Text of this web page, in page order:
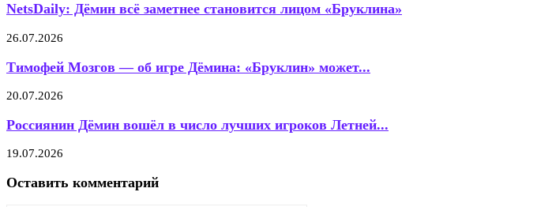
NetsDaily: Дёмин всё заметнее становится лицом «Бруклина»
26.07.2026
Тимофей Мозгов — об игре Дёмина: «Бруклин» может...
20.07.2026
Россиянин Дёмин вошёл в число лучших игроков Летней...
19.07.2026
Оставить комментарий